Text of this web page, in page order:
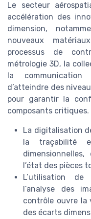
Le secteur
accélération des
dimension,
nouveaux
processus de
métrologie 3D, la
la
d’atteindre des
pour garantir la
composants critiques.
La digitalisation
la traçabilité
l’état des pièces
L’utilisation de
l’analyse des
contrôle ouvre la
des écarts